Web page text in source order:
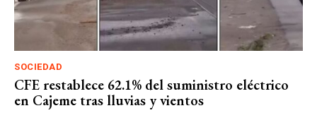
SOCIEDAD
CFE restablece 62.1% del suministro eléctrico
en Cajeme tras lluvias y vientos